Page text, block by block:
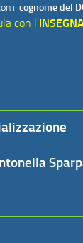
il cognome del
con l'